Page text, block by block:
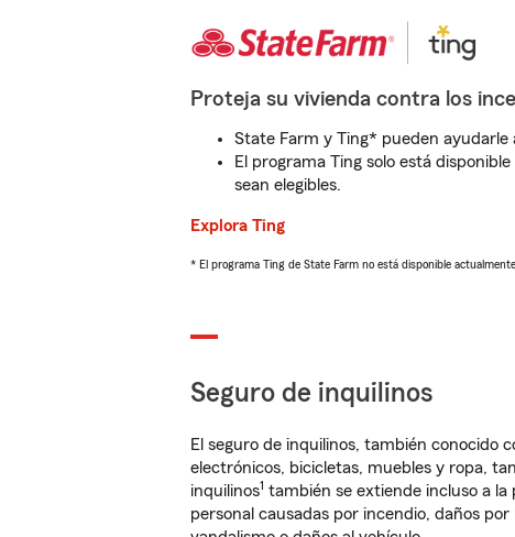
Proteja su vivienda contra los
State Farm y Ting* pueden
El programa Ting solo está
sean elegibles.
Explora Ting
* El programa Ting de State Farm no está disponible
Seguro de inquilinos
El seguro de inquilinos, también conocido
electrónicos, bicicletas, muebles y ropa,
inquilinos1 también se extiende incluso a
personal causadas por incendio, daños